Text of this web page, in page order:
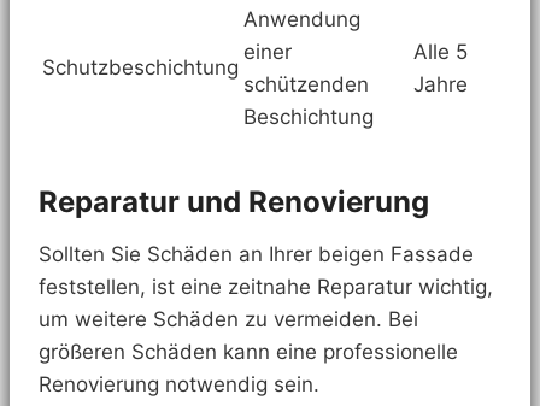
Schutzbeschichtung
Anwendung
einer
schützenden
Beschichtung
Alle 5
Jahre
Reparatur und Renovierung
Sollten Sie Schäden an Ihrer beigen Fassade
feststellen, ist eine zeitnahe Reparatur wichtig,
um weitere Schäden zu vermeiden. Bei
größeren Schäden kann eine professionelle
Renovierung notwendig sein.